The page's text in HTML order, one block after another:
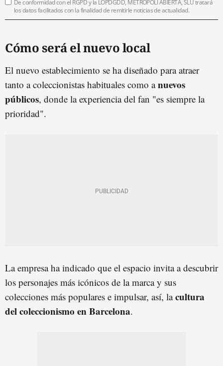
De conformidad con el RGPD y la LOPDGDD, METRÓPOLI ABIERTA, SLU tratará
los datos facilitados con la finalidad de remitirle noticias de actualidad.
Cómo será el nuevo local
El nuevo establecimiento se ha diseñado para atraer
tanto a coleccionistas habituales como anuevos
públicos, donde la experiencia del fan "es siempre la
prioridad".
La empresa ha indicado que el espacio invita a descubrir
los personajes más icónicos de la marca y sus
colecciones más populares e impulsar, así, lacultura
del coleccionismo en Barcelona.